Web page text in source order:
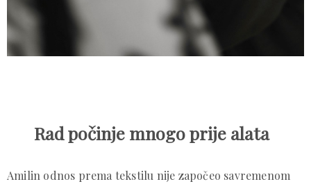
Rad počinje mnogo prije alata
Amilin odnos prema tekstilu nije započeo savremenom